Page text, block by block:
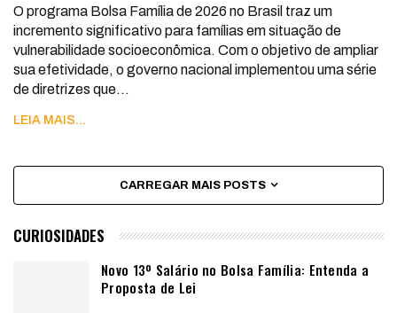
O programa Bolsa Família de 2026 no Brasil traz um
incremento significativo para famílias em situação de
vulnerabilidade socioeconômica. Com o objetivo de ampliar
sua efetividade, o governo nacional implementou uma série
de diretrizes que…
LEIA MAIS...
CARREGAR MAIS POSTS
CURIOSIDADES
Novo 13º Salário no Bolsa Família: Entenda a
Proposta de Lei